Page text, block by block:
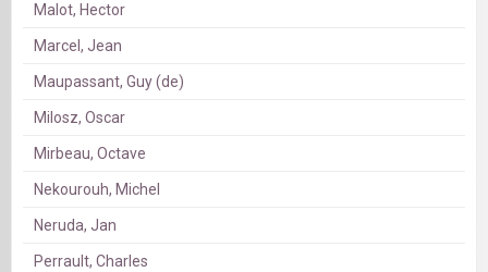
Malot, Hector
Marcel, Jean
Maupassant, Guy (de)
Milosz, Oscar
Mirbeau, Octave
Nekourouh, Michel
Neruda, Jan
Perrault, Charles